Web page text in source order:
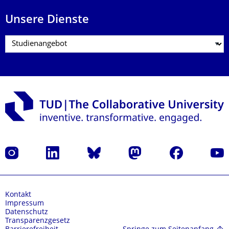
Unsere Dienste
Instagram LinkedIn Bluesky Mastodon Facebook
Kontakt
Impressum
Datenschutz
Transparenzgesetz